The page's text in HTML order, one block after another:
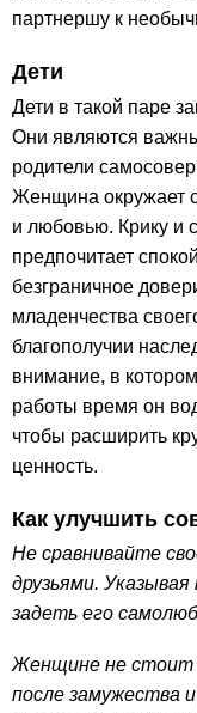
партнершу к
Дети
Дети в такой паре
Они являются
родители
Женщина окружает
и любовью. Крику и
предпочитает
безграничное
младенчества
благополучии
внимание, в
работы время он
чтобы расширить
ценность.
Как улучшить
Не сравнивайте
друзьями.
задеть его
Женщине не стоит
после замужества